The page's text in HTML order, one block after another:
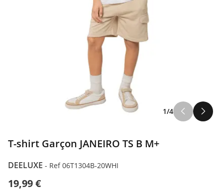
1/4
T-shirt Garçon JANEIRO TS B M+
DEELUXE - Ref 06T1304B-20WHI
19,99 €